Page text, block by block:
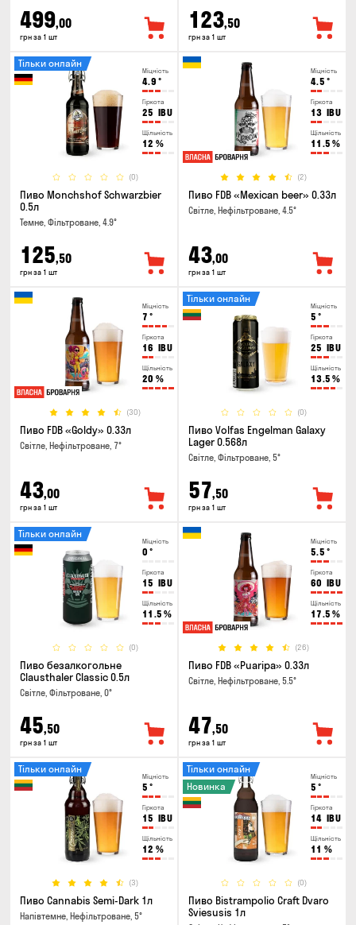
499,00
грн за 1 шт
123,50
грн за 1 шт
Міцність
4.9 °
Гіркота
25 IBU
Щільність
12 %
(0)
Тільки онлайн
Пиво Monchshof Schwarzbier
0.5л
Темне, Фільтроване, 4.9°
125,50
грн за 1 шт
Міцність
4.5 °
Гіркота
13 IBU
Щільність
11.5 %
(2)
Пиво FDB «Mexican beer» 0.33л
Світле, Нефільтроване, 4.5°
43,00
грн за 1 шт
Міцність
7 °
Гіркота
16 IBU
Щільність
20 %
(30)
Пиво FDB «Goldy» 0.33л
Світле, Нефільтроване, 7°
43,00
грн за 1 шт
Міцність
5 °
Гіркота
25 IBU
Щільність
13.5 %
(0)
Тільки онлайн
Пиво Volfas Engelman Galaxy
Lager 0.568л
Світле, Фільтроване, 5°
57,50
грн за 1 шт
Міцність
0 °
Гіркота
15 IBU
Щільність
11.5 %
(0)
Тільки онлайн
Пиво безалкогольне
Clausthaler Classic 0.5л
Світле, Фільтроване, 0°
45,50
грн за 1 шт
Міцність
5.5 °
Гіркота
60 IBU
Щільність
17.5 %
(26)
Пиво FDB «Puaripa» 0.33л
Світле, Нефільтроване, 5.5°
47,50
грн за 1 шт
Міцність
5 °
Гіркота
15 IBU
Щільність
12 %
(3)
Тільки онлайн
Пиво Cannabis Semi-Dark 1л
Напівтемне, Нефільтроване, 5°
Міцність
5 °
Гіркота
14 IBU
Щільність
11 %
(0)
Тільки онлайн
Новинка
Пиво Bistrampolio Craft Dvaro
Sviesusis 1л